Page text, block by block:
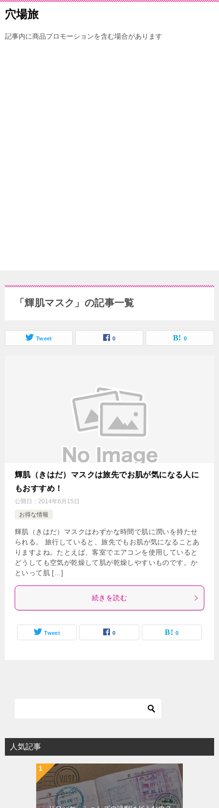
穴場旅
記事内に商品プロモーションを含む場合があります
「輝肌マスク」の記事一覧
Tweet 0 0
輝肌（きはだ）マスクは旅先でお肌が気になる人に
もおすすめ！
公開日： 2014年6月15日
お得な情報
輝肌（きはだ）マスクはわずかな時間で肌に潤いを持たせ
られる。 旅行していると、旅先でもお肌が気になることあ
りますよね。たとえば、客室でエアコンを使用していると
どうしても空気が乾燥して肌が乾燥しやすいものです。か
といって肌 […]
続きを読む
Tweet 0 0
人気記事